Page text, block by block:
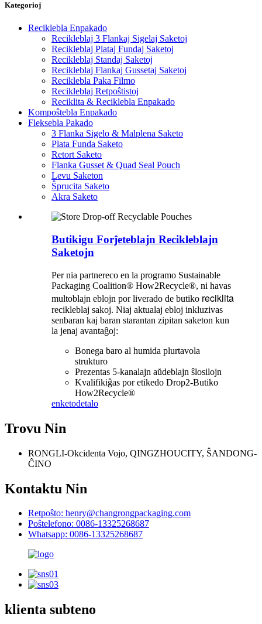
Kategorioj
Reciklebla Enpakado
Recikleblaj 3 Flankaj Sigelaj Saketoj
Recikleblaj Plataj Fundaj Saketoj
Recikleblaj Standaj Saketoj
Recikleblaj Flankaj Gussetaj Saketoj
Reciklebla Paka Filmo
Recikleblaj Retpoŝtistoj
Reciklita & Reciklebla Enpakado
Kompoŝtebla Enpakado
Fleksebla Pakado
3 Flanka Sigelo & Malplena Saketo
Plata Funda Saketo
Retort Saketo
Flanka Gusset & Quad Seal Pouch
Levu Saketon
Ŝprucita Saketo
Akra Saketo
Butikigu Forĵeteblajn Recikleblajn
Saketojn
Per nia partnereco en la programo Sustainable
Packaging Coalition® How2Recycle®, ni havas
multoblajn eblojn por liverado de butiko reciklita
recikleblaj sakoj. Niaj aktualaj ebloj inkluzivas
senbaran kaj baran starantan zipitan saketon kun
la jenaj avantaĝoj:
Bonega baro al humida plurtavola
strukturo
Prezentas 5-kanalajn aŭdeblajn ŝlosilojn
Kvalifikiĝas por etikedo Drop2-Butiko
How2Recycle®
enketodetalo
Trovu Nin
RONGLI-Okcidenta Vojo, QINGZHOUCITY, ŜANDONG-
ĈINO
Kontaktu Nin
Retpoŝto: henry@changrongpackaging.com
Poŝtelefono: 0086-13325268687
Whatsapp: 0086-13325268687
klienta subteno